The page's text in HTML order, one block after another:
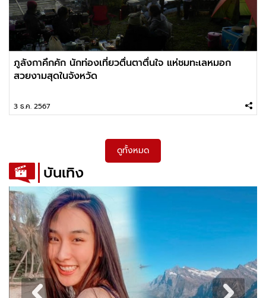
ภูลังกาคึกคัก นักท่องเที่ยวตื่นตาตื่นใจ แห่ชมทะเลหมอก
สวยงามสุดในจังหวัด
3 ธ.ค. 2567
ดูทั้งหมด
บันเทิง